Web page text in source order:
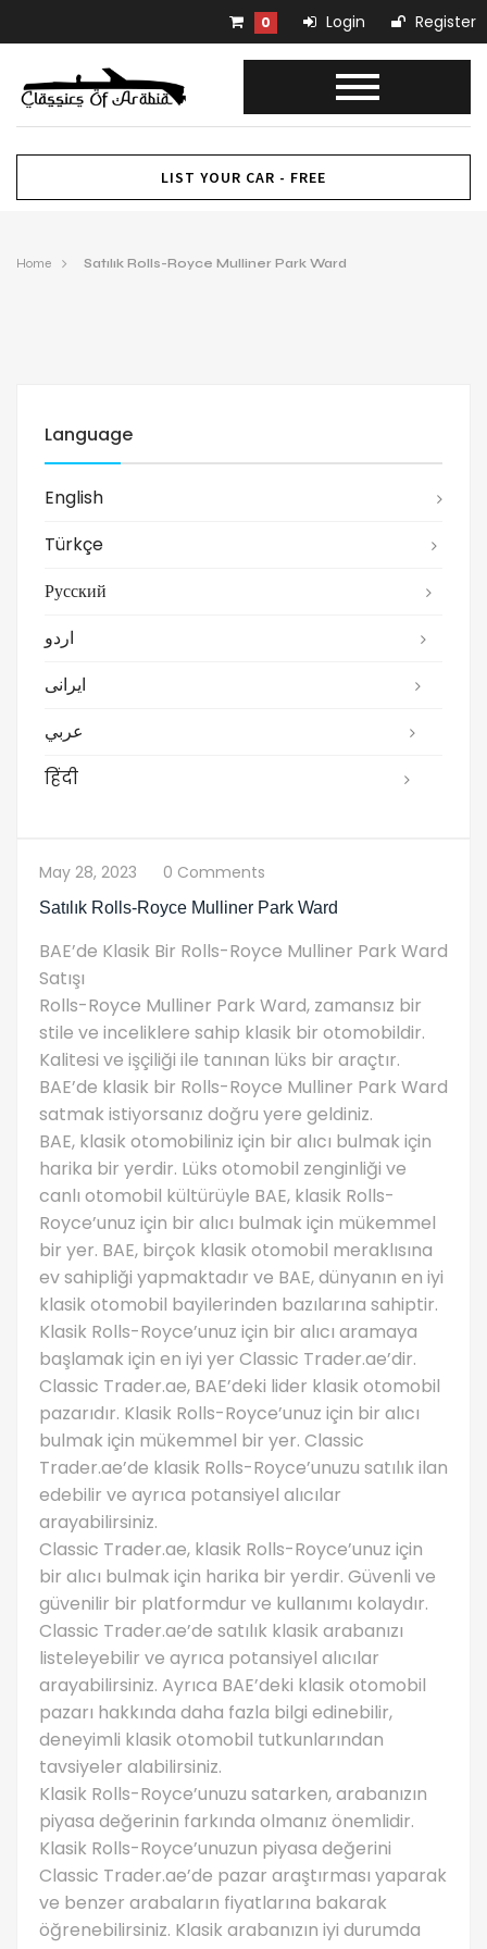
0 Login Register
LIST YOUR CAR - FREE
Home Satılık Rolls-Royce Mulliner Park Ward
Language
English
Türkçe
Русский
اردو
ایرانی
عربي
हिंदी
May 28, 2023 0 Comments
Satılık Rolls-Royce Mulliner Park Ward
BAE’de Klasik Bir Rolls-Royce Mulliner Park Ward
Satışı
Rolls-Royce Mulliner Park Ward, zamansız bir
stile ve inceliklere sahip klasik bir otomobildir.
Kalitesi ve işçiliği ile tanınan lüks bir araçtır.
BAE’de klasik bir Rolls-Royce Mulliner Park Ward
satmak istiyorsanız doğru yere geldiniz.
BAE, klasik otomobiliniz için bir alıcı bulmak için
harika bir yerdir. Lüks otomobil zenginliği ve
canlı otomobil kültürüyle BAE, klasik Rolls-
Royce’unuz için bir alıcı bulmak için mükemmel
bir yer. BAE, birçok klasik otomobil meraklısına
ev sahipliği yapmaktadır ve BAE, dünyanın en iyi
klasik otomobil bayilerinden bazılarına sahiptir.
Klasik Rolls-Royce’unuz için bir alıcı aramaya
başlamak için en iyi yer Classic Trader.ae’dir.
Classic Trader.ae, BAE’deki lider klasik otomobil
pazarıdır. Klasik Rolls-Royce’unuz için bir alıcı
bulmak için mükemmel bir yer. Classic
Trader.ae’de klasik Rolls-Royce’unuzu satılık ilan
edebilir ve ayrıca potansiyel alıcılar
arayabilirsiniz.
Classic Trader.ae, klasik Rolls-Royce’unuz için
bir alıcı bulmak için harika bir yerdir. Güvenli ve
güvenilir bir platformdur ve kullanımı kolaydır.
Classic Trader.ae’de satılık klasik arabanızı
listeleyebilir ve ayrıca potansiyel alıcılar
arayabilirsiniz. Ayrıca BAE’deki klasik otomobil
pazarı hakkında daha fazla bilgi edinebilir,
deneyimli klasik otomobil tutkunlarından
tavsiyeler alabilirsiniz.
Klasik Rolls-Royce’unuzu satarken, arabanızın
piyasa değerinin farkında olmanız önemlidir.
Klasik Rolls-Royce’unuzun piyasa değerini
Classic Trader.ae’de pazar araştırması yaparak
ve benzer arabaların fiyatlarına bakarak
öğrenebilirsiniz. Klasik arabanızın iyi durumda